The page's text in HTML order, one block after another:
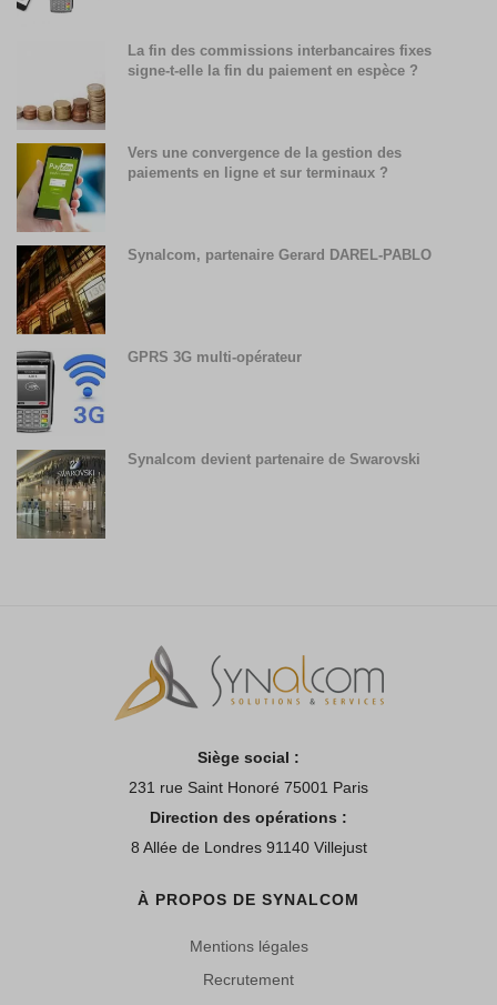
La fin des commissions interbancaires fixes
signe-t-elle la fin du paiement en espèce ?
Vers une convergence de la gestion des
paiements en ligne et sur terminaux ?
Synalcom, partenaire Gerard DAREL-PABLO
GPRS 3G multi-opérateur
Synalcom devient partenaire de Swarovski
Siège social :
231 rue Saint Honoré 75001 Paris
Direction des opérations :
8 Allée de Londres 91140 Villejust
À PROPOS DE SYNALCOM
Mentions légales
Recrutement